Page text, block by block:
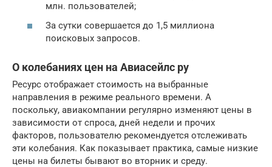
млн. пользователей;
За сутки совершается до 1,5 миллиона
поисковых запросов.
О колебаниях цен на Авиасейлс ру
Ресурс отображает стоимость на выбранные
направления в режиме реального времени. А
поскольку, авиакомпании регулярно изменяют цены в
зависимости от спроса, дней недели и прочих
факторов, пользователю рекомендуется отслеживать
эти колебания. Как показывает практика, самые низкие
цены на билеты бывают во вторник и среду.